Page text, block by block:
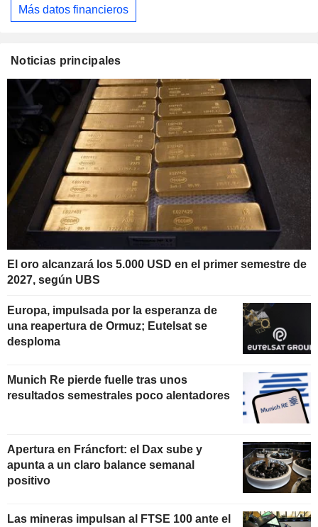
Más datos financieros
Noticias principales
El oro alcanzará los 5.000 USD en el primer semestre de
2027, según UBS
Europa, impulsada por la esperanza de
una reapertura de Ormuz; Eutelsat se
desploma
Munich Re pierde fuelle tras unos
resultados semestrales poco alentadores
Apertura en Fráncfort: el Dax sube y
apunta a un claro balance semanal
positivo
Las mineras impulsan al FTSE 100 ante el